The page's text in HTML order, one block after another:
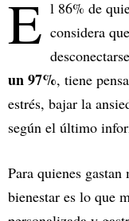
E l 86% de
considera
un 97%, tiene
estrés, bajar la
según el último
Para quienes gastan
bienestar es lo que